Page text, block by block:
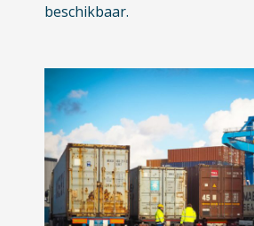
beschikbaar.